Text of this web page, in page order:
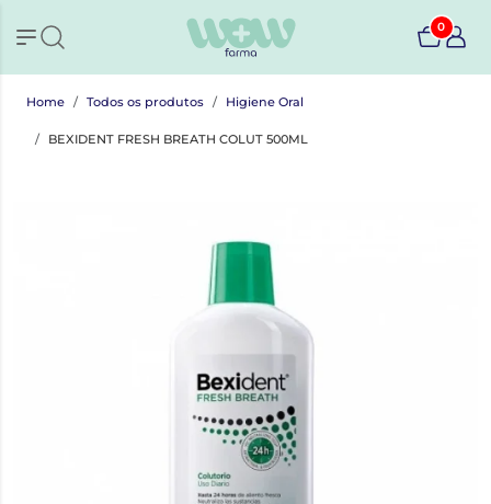
0
Home Todos os produtos Higiene Oral
BEXIDENT FRESH BREATH COLUT 500ML